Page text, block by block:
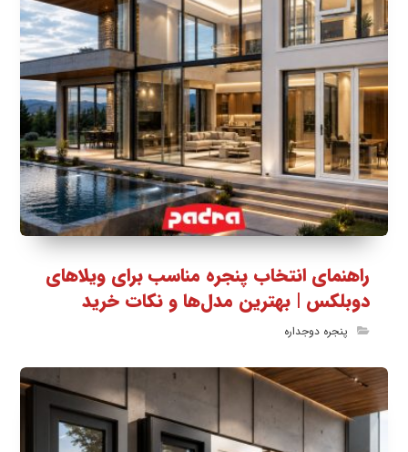
راهنمای انتخاب پنجره مناسب برای ویلاهای
دوبلکس | بهترین مدل‌ها و نکات خرید
پنجره دوجداره